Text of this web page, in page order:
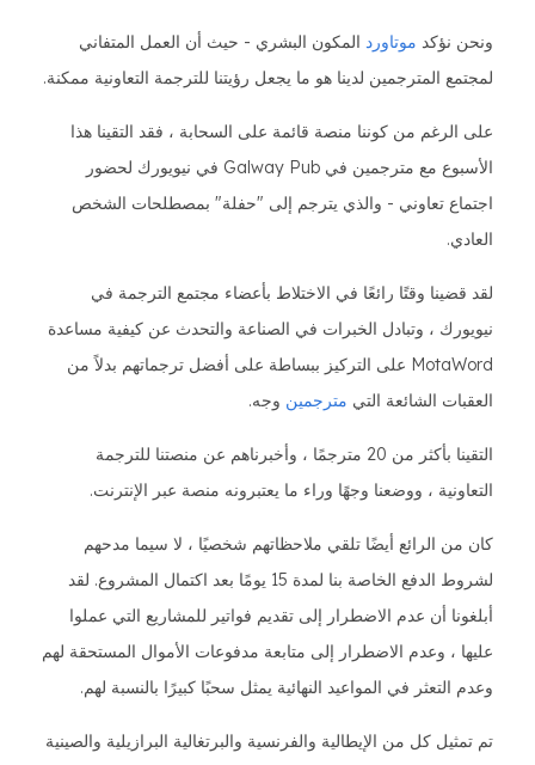
ونحن نؤكدموتاوردالمكون البشري - حيث أن العمل المتفاني
لمجتمع المترجمين لدينا هو ما يجعل رؤيتنا للترجمة التعاونية ممكنة.
على الرغم من كوننا منصة قائمة على السحابة ، فقد التقينا هذا
الأسبوع مع مترجمين في Galway Pub في نيويورك لحضور
اجتماع تعاوني - والذي يترجم إلى "حفلة" بمصطلحات الشخص
العادي.
لقد قضينا وقتًا رائعًا في الاختلاط بأعضاء مجتمع الترجمة في
نيويورك ، وتبادل الخبرات في الصناعة والتحدث عن كيفية مساعدة
MotaWord على التركيز ببساطة على أفضل ترجماتهم بدلاً من
العقبات الشائعة التي مترجمين وجه.
التقينا بأكثر من 20 مترجمًا ، وأخبرناهم عن منصتنا للترجمة
التعاونية ، ووضعنا وجهًا وراء ما يعتبرونه منصة عبر الإنترنت.
كان من الرائع أيضًا تلقي ملاحظاتهم شخصيًا ، لا سيما مدحهم
لشروط الدفع الخاصة بنا لمدة 15 يومًا بعد اكتمال المشروع. لقد
أبلغونا أن عدم الاضطرار إلى تقديم فواتير للمشاريع التي عملوا
عليها ، وعدم الاضطرار إلى متابعة مدفوعات الأموال المستحقة لهم
وعدم التعثر في المواعيد النهائية يمثل سحبًا كبيرًا بالنسبة لهم.
تم تمثيل كل من الإيطالية والفرنسية والبرتغالية البرازيلية والصينية